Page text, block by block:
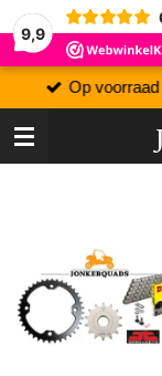
9,9
Op